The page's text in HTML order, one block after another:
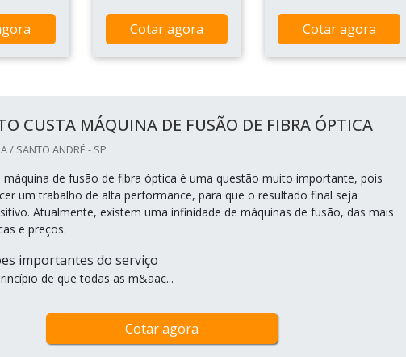
Cotar agora Cotar agora
CUSTA MÁQUINA DE FUSÃO DE FIBRA ÓPTICA
/ SANTO ANDRÉ - SP
máquina de fusão de fibra óptica é uma questão muito importante, pois
um trabalho de alta performance, para que o resultado final seja
Atualmente, existem uma infinidade de máquinas de fusão, das mais
e preços.
importantes do serviço
de que todas as m&aac...
Cotar agora